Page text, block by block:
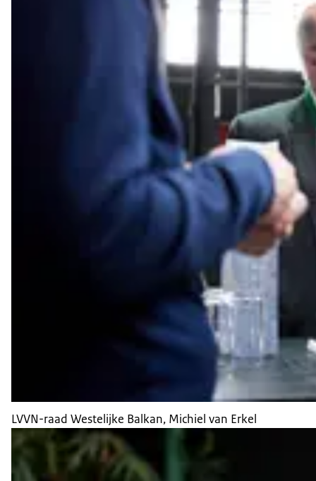
LVVN-raad Westelijke Balkan, Michiel van Erkel